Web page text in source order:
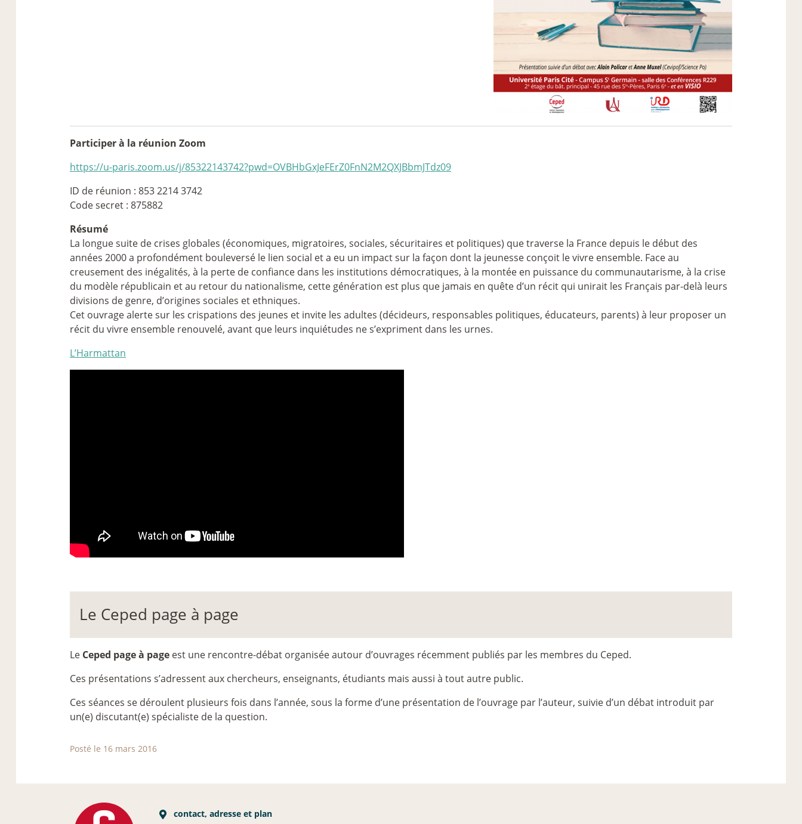
Participer à la réunion Zoom
https://u-paris.zoom.us/j/85322143742?pwd=OVBHbGxJeFErZ0FnN2M2QXJBbmJTdz09
ID de réunion : 853 2214 3742
Code secret : 875882
Résumé
La longue suite de crises globales (économiques, migratoires, sociales, sécuritaires et politiques) que traverse la France depuis le début des
années 2000 a profondément bouleversé le lien social et a eu un impact sur la façon dont la jeunesse conçoit le vivre ensemble. Face au
creusement des inégalités, à la perte de confiance dans les institutions démocratiques, à la montée en puissance du communautarisme, à la crise
du modèle républicain et au retour du nationalisme, cette génération est plus que jamais en quête d’un récit qui unirait les Français par-delà leurs
divisions de genre, d’origines sociales et ethniques.
Cet ouvrage alerte sur les crispations des jeunes et invite les adultes (décideurs, responsables politiques, éducateurs, parents) à leur proposer un
récit du vivre ensemble renouvelé, avant que leurs inquiétudes ne s’expriment dans les urnes.
L’Harmattan
Le Ceped page à page
Le Ceped page à page est une rencontre-débat organisée autour d’ouvrages récemment publiés par les membres du Ceped.
Ces présentations s’adressent aux chercheurs, enseignants, étudiants mais aussi à tout autre public.
Ces séances se déroulent plusieurs fois dans l’année, sous la forme d’une présentation de l’ouvrage par l’auteur, suivie d’un débat introduit par
un(e) discutant(e) spécialiste de la question.
Posté le 16 mars 2016
contact, adresse et plan